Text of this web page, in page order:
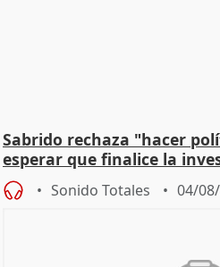
Sabrido rechaza "hacer
esperar que finalice la
Sonido Totales 04/